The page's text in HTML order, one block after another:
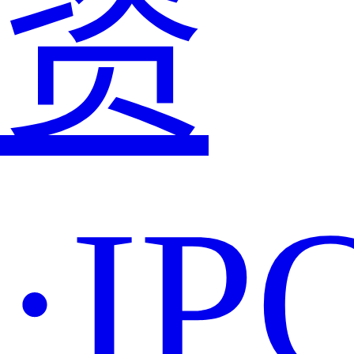
资